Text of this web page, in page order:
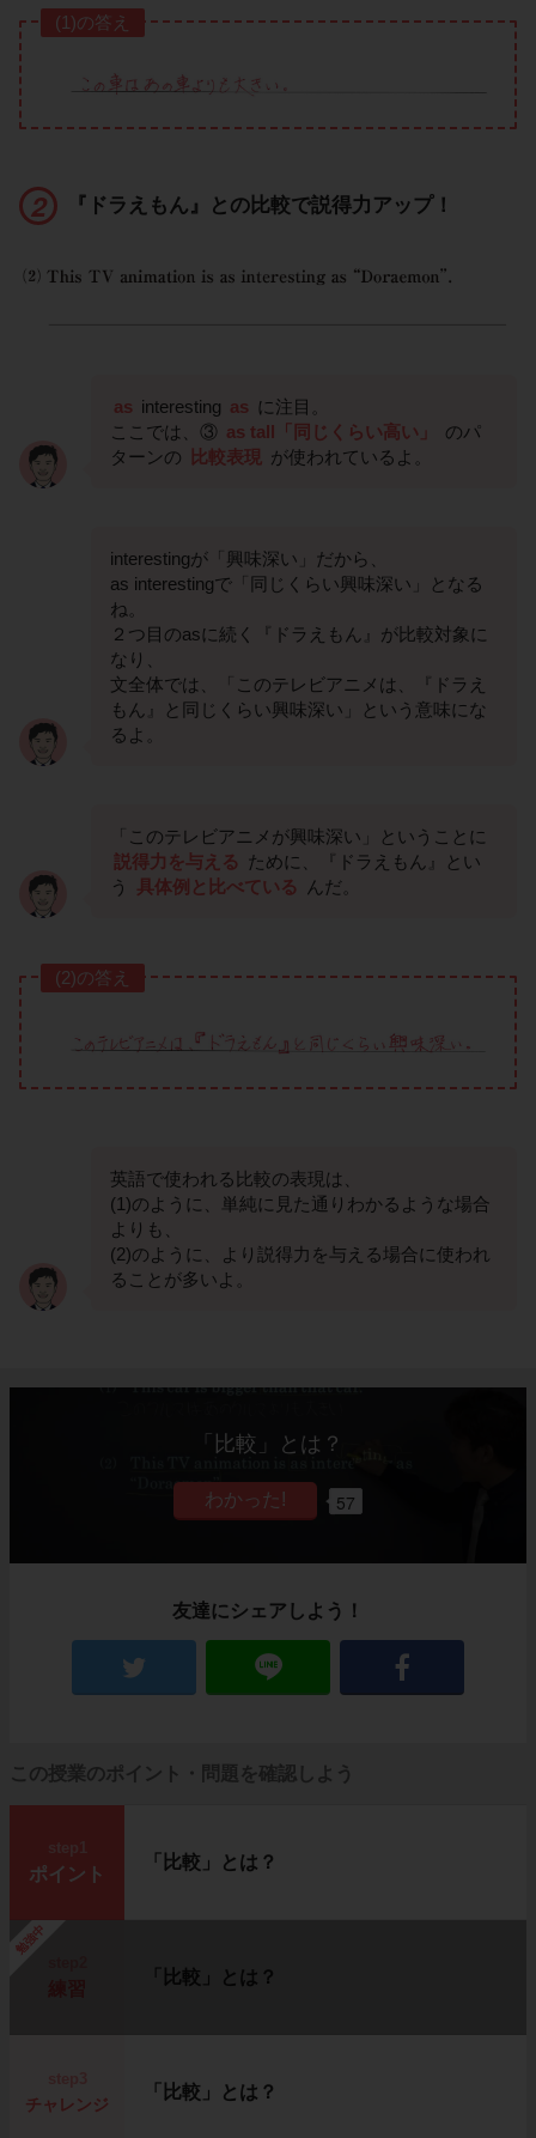
(1)の答え
『ドラえもん』との比較で説得力アップ！
as interesting as に注目。
ここでは、③ as tall「同じくらい高い」
のパ
ターンの
比較表現 が使われているよ。
interestingが「興味深い」だから、
as interestingで「同じくらい興味深い」となる
ね。
２つ目のasに続く『ドラえもん』が比較対象に
なり、
文全体では、「このテレビアニメは、『ドラえ
もん』と同じくらい興味深い」という意味にな
るよ。
「このテレビアニメが興味深い」ということに
説得力を与える
ために、『ドラえもん』とい
う
具体例と比べている んだ。
(2)の答え
英語で使われる比較の表現は、
(1)のように、単純に見た通りわかるような場合
よりも、
(2)のように、より説得力を与える場合に使われ
ることが多いよ。
「比較」とは？
57
友達にシェアしよう！
この授業のポイント・問題を確認しよう
ポイント
「比較」とは？
勉強中
「比較」とは？
チャレンジ
「比較」とは？